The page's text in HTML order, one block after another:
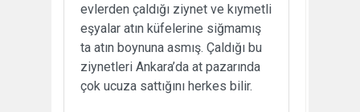
evlerden çaldığı ziynet ve kıymetli
eşyalar atın küfelerine siğmamış
ta atın boynuna asmış. Çaldığı bu
ziynetleri Ankara’da at pazarında
çok ucuza sattığını herkes bilir.